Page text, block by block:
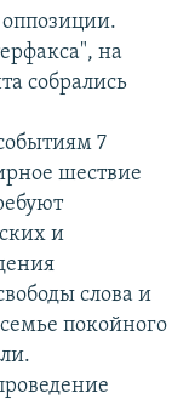
на
собрались
7
шествие
и
слова и
покойного